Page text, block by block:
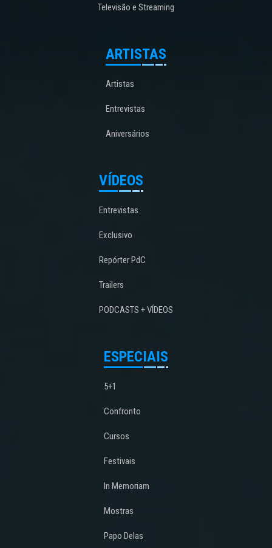
Televisão e Streaming
ARTISTAS
Artistas
Entrevistas
Aniversários
VÍDEOS
Entrevistas
Exclusivo
Repórter PdC
Trailers
PODCASTS + VÍDEOS
ESPECIAIS
5+1
Confronto
Cursos
Festivais
In Memoriam
Mostras
Papo Delas